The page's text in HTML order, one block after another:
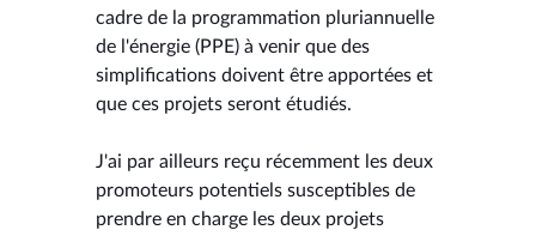
cadre de la programmation pluriannuelle
de l'énergie (PPE) à venir que des
simplifications doivent être apportées et
que ces projets seront étudiés.
J'ai par ailleurs reçu récemment les deux
promoteurs potentiels susceptibles de
prendre en charge les deux projets